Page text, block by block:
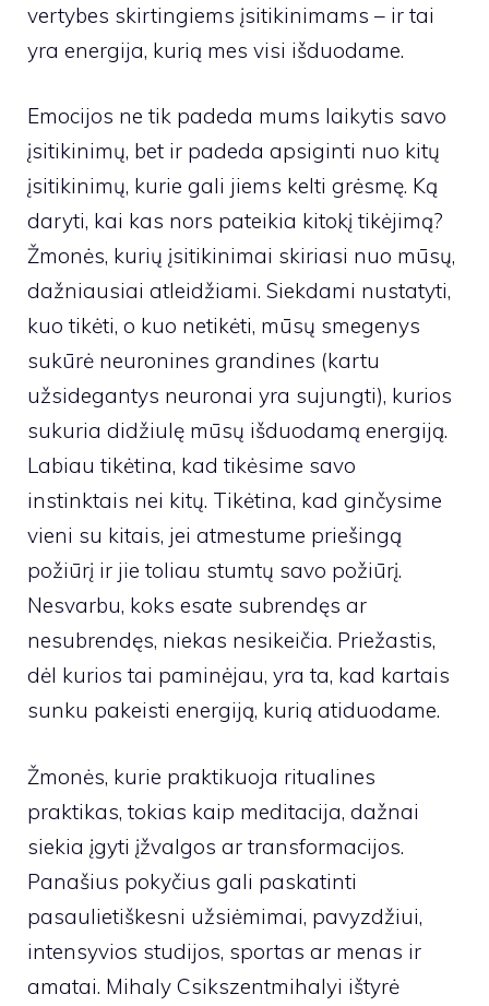
vertybes skirtingiems įsitikinimams – ir tai
yra energija, kurią mes visi išduodame.
Emocijos ne tik padeda mums laikytis savo
įsitikinimų, bet ir padeda apsiginti nuo kitų
įsitikinimų, kurie gali jiems kelti grėsmę. Ką
daryti, kai kas nors pateikia kitokį tikėjimą?
Žmonės, kurių įsitikinimai skiriasi nuo mūsų,
dažniausiai atleidžiami. Siekdami nustatyti,
kuo tikėti, o kuo netikėti, mūsų smegenys
sukūrė neuronines grandines (kartu
užsidegantys neuronai yra sujungti), kurios
sukuria didžiulę mūsų išduodamą energiją.
Labiau tikėtina, kad tikėsime savo
instinktais nei kitų. Tikėtina, kad ginčysime
vieni su kitais, jei atmestume priešingą
požiūrį ir jie toliau stumtų savo požiūrį.
Nesvarbu, koks esate subrendęs ar
nesubrendęs, niekas nesikeičia. Priežastis,
dėl kurios tai paminėjau, yra ta, kad kartais
sunku pakeisti energiją, kurią atiduodame.
Žmonės, kurie praktikuoja ritualines
praktikas, tokias kaip meditacija, dažnai
siekia įgyti įžvalgos ar transformacijos.
Panašius pokyčius gali paskatinti
pasaulietiškesni užsiėmimai, pavyzdžiui,
intensyvios studijos, sportas ar menas ir
amatai. Mihaly Csikszentmihalyi ištyrė